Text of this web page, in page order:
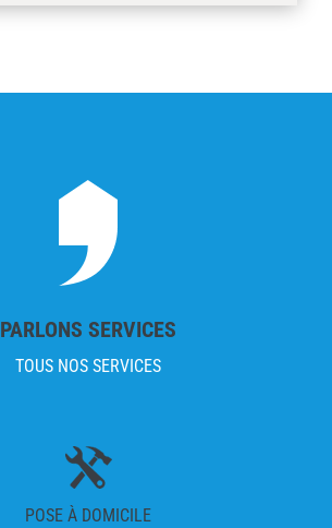
PARLONS SERVICES
TOUS NOS SERVICES
POSE À DOMICILE